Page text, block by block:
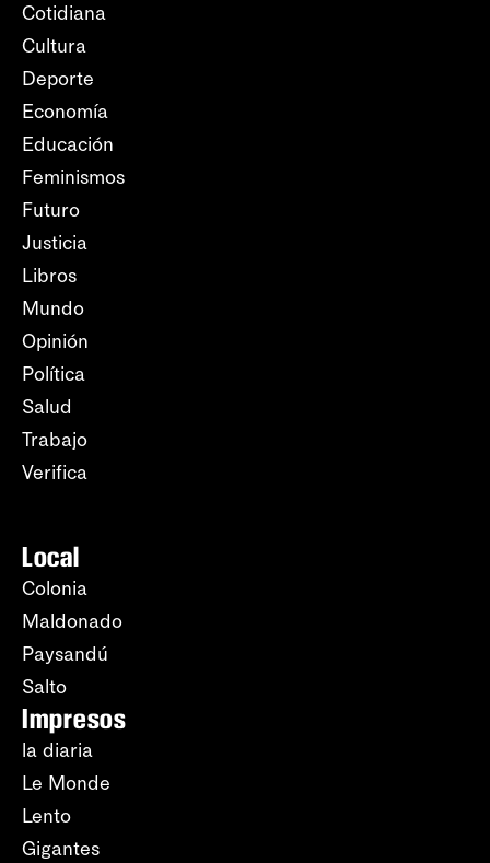
Cotidiana
Cultura
Deporte
Economía
Educación
Feminismos
Futuro
Justicia
Libros
Mundo
Opinión
Política
Salud
Trabajo
Verifica
Local
Colonia
Maldonado
Paysandú
Salto
Impresos
la diaria
Le Monde
Lento
Gigantes